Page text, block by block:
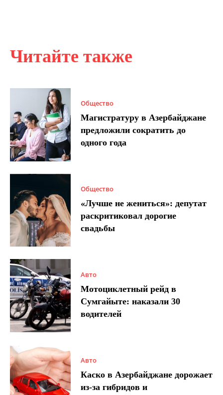
Читайте также
Общество
Магистратуру в Азербайджане
предложили сократить до
одного года
Общество
«Лучше не жениться»: депутат
раскритиковал дорогие
свадьбы
Авто
Мотоциклетный рейд в
Сумгайыте: наказали 30
водителей
Авто
Каско в Азербайджане дорожает
из-за гибридов и